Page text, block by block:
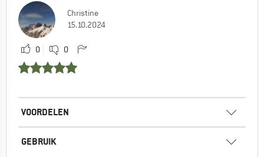
Christine
15.10.2024
0 0
VOORDELEN
GEBRUIK